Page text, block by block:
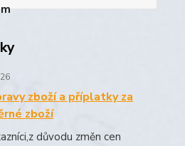
zboží a příplatky za
zboží
důvodu změn cen